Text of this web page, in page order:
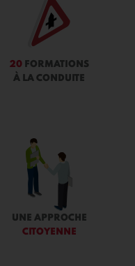
20FORMATIONS
À LA CONDUITE
UNE APPROCHE
CITOYENNE